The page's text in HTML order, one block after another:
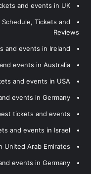
and events in UK
Tickets and
Reviews
and events in Ireland
events in Australia
and events in USA
events in Germany
tickets and events
and events in Israel
United Arab Emirates
events in Germany